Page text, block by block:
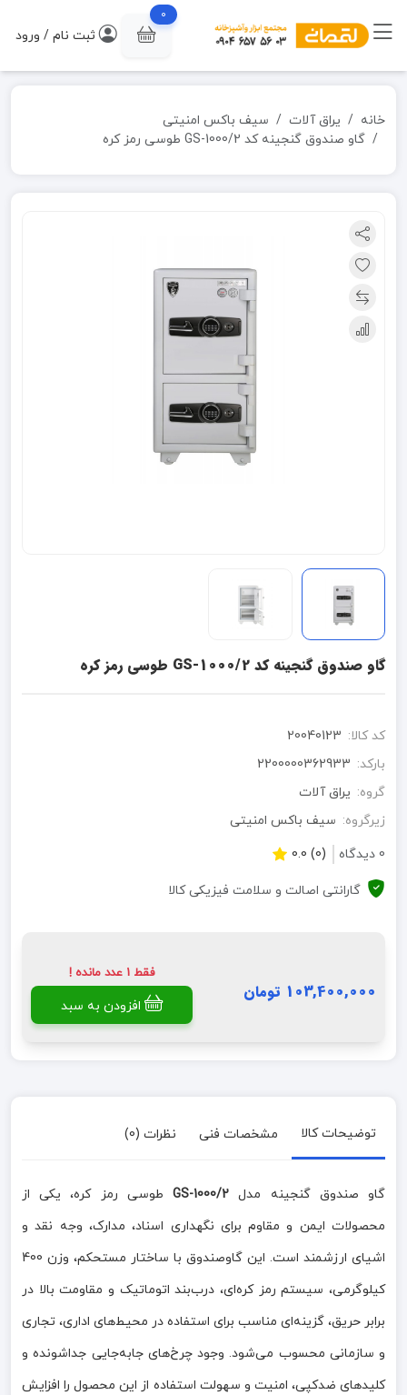
0
ثبت نام / ورود
خانه یراق آلات
سیف باکس امنیتی
گاو صندوق گنجینه کد GS-1000/2 طوسی رمز کره
گاو صندوق گنجینه کد GS-1000/2 طوسی رمز کره
کد کالا: 20040123
بارکد: 2200000362933
گروه: یراق آلات
زیرگروه: سیف باکس امنیتی
0 دیدگاه
(0) 0.0
گارانتی اصالت و سلامت فیزیکی کالا
103,400,000 تومان
فقط 1 عدد مانده !
افزودن به سبد
توضیحات کالا مشخصات فنی نظرات (0)
گاو صندوق گنجینه مدل GS-1000/2طوسی رمز کره، یکی از
محصولات ایمن و مقاوم برای نگهداری اسناد، مدارک، وجه نقد و
اشیای ارزشمند است. این گاوصندوق با ساختار مستحکم، وزن 400
کیلوگرمی، سیستم رمز کره‌ای، درب‌بند اتوماتیک و مقاومت بالا در
برابر حریق، گزینه‌ای مناسب برای استفاده در محیط‌های اداری، تجاری
و سازمانی محسوب می‌شود. وجود چرخ‌های جابه‌جایی جداشونده و
کلیدهای ضدکپی، امنیت و سهولت استفاده از این محصول را افزایش